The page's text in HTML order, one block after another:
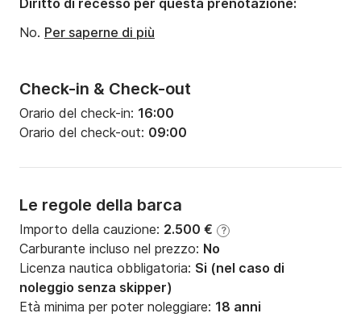
Potenza del motore:72CV
Check-in & Check-out
Orario del check-in: 16:00
Orario del check-out: 09:00
Le regole della barca
Importo della cauzione: 2.500 € ?
Carburante incluso nel prezzo: No
Licenza nautica obbligatoria: Si (nel caso di
noleggio senza skipper)
Età minima per poter noleggiare: 18 anni
Diritto di recesso per questa prenotazione:
No. Per saperne di più